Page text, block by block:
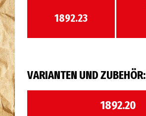
1892.23
VARIANTEN UND ZUBEHÖR:
1892.20